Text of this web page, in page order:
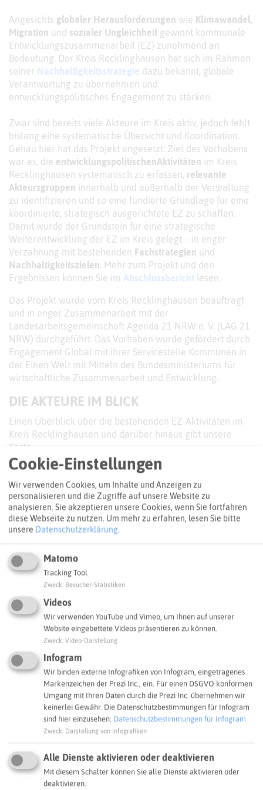
Angesichts globaler Herausforderungen wie Klimawandel ,
Migration und sozialer Ungleichheit gewinnt kommunale
Entwicklungszusammenarbeit (EZ) zunehmend an
Bedeutung. Der Kreis Recklinghausen hat sich im Rahmen
seiner Nachhaltigkeitsstrategie dazu bekannt, globale
Verantwortung zu übernehmen und
entwicklungspolitisches Engagement zu stärken.
Zwar sind bereits viele Akteure im Kreis aktiv, jedoch fehlt
bislang eine systematische Übersicht und Koordination.
Genau hier hat das Projekt angesetzt: Ziel des Vorhabens
war es, die entwicklungspolitischenAktivitäten im Kreis
Recklinghausen systematisch zu erfassen, relevante
Akteursgruppen innerhalb und außerhalb der Verwaltung
zu identifizieren und so eine fundierte Grundlage für eine
koordinierte, strategisch ausgerichtete EZ zu schaffen.
Damit wurde der Grundstein für eine strategische
Weiterentwicklung der EZ im Kreis gelegt – in enger
Verzahnung mit bestehenden Fachstrategien und
Nachhaltigkeitszielen. Mehr zum Projekt und den
Ergebnissen können Sie im Abschlussbericht lesen.
Das Projekt wurde vom Kreis Recklinghausen beauftragt
und in enger Zusammenarbeit mit der
Landesarbeitsgemeinschaft Agenda 21 NRW e. V. (LAG 21
NRW) durchgeführt. Das Vorhaben wurde gefördert durch
Engagement Global mit ihrer Servicestelle Kommunen in
der Einen Welt mit Mitteln des Bundesministeriums für
wirtschaftliche Zusammenarbeit und Entwicklung.
DIE AKTEURE IM BLICK
Einen Überblick über die bestehenden EZ-Aktivitäten im
Kreis Recklinghausen und darüber hinaus gibt unsere
Karte.
LISTE KARTE
+
Cookie-Einstellungen
Wir verwenden Cookies, um Inhalte und Anzeigen zu
personalisieren und die Zugriffe auf unsere Website zu
analysieren. Sie akzeptieren unsere Cookies, wenn Sie fortfahren
diese Webseite zu nutzen. Um mehr zu erfahren, lesen Sie bitte
unsere Datenschutzerklärung.
Matomo
Tracking Tool
Zweck Besucher-Statistiken
Videos
Wir verwenden YouTube und Vimeo, um Ihnen auf unserer
Website eingebettete Videos präsentieren zu können.
Zweck Video-Darstellung
Infogram
Wir binden externe Infografiken von Infogram, eingetragenes
Markenzeichen der Prezi Inc., ein. Für einen DSGVO konformen
Umgang mit Ihren Daten durch die Prezi Inc. übernehmen wir
keinerlei Gewähr. Die Datenschutzbestimmungen für Infogram
sind hier einzusehen: Datenschutzbestimmungen für Infogram
Zweck Darstellung von Infografiken
Alle Dienste aktivieren oder deaktivieren
Mit diesem Schalter können Sie alle Dienste aktivieren oder
deaktivieren.